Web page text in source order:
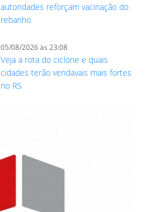
autoridades reforçam vacinação do
rebanho
05/08/2026 às 23:08
Veja a rota do ciclone e quais
cidades terão vendavais mais fortes
no RS